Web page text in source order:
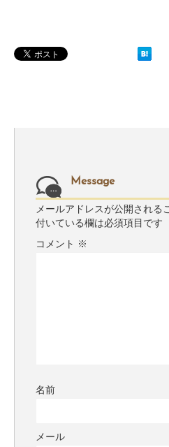
Message
メールアドレスが公開される
付いている欄は必須項目です
コメント ※
名前
メール